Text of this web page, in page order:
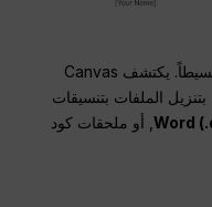
بمجرد اكتمال مشروعك، يصبح التصدير بسيطاً. يكتشف Canvas
الملفات بتنسيقات
, أو ملحقات كود